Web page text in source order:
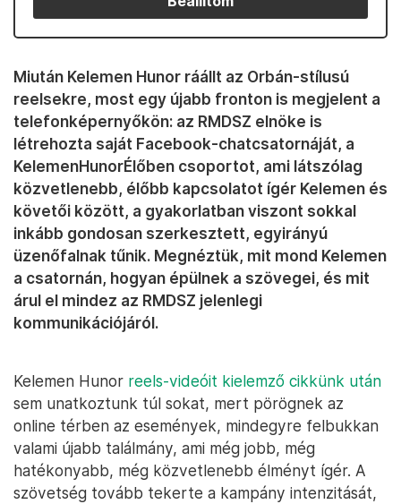
Miután Kelemen Hunor ráállt az Orbán-stílusú
reelsekre, most egy újabb fronton is megjelent a
telefonképernyőkön: az RMDSZ elnöke is
létrehozta saját Facebook-chatcsatornáját, a
KelemenHunorÉlőben csoportot, ami látszólag
közvetlenebb, élőbb kapcsolatot ígér Kelemen és
követői között, a gyakorlatban viszont sokkal
inkább gondosan szerkesztett, egyirányú
üzenőfalnak tűnik. Megnéztük, mit mond Kelemen
a csatornán, hogyan épülnek a szövegei, és mit
árul el mindez az RMDSZ jelenlegi
kommunikációjáról.
Kelemen Hunor reels-videóit kielemző cikkünk után
sem unatkoztunk túl sokat, mert pörögnek az
online térben az események, mindegyre felbukkan
valami újabb találmány, ami még jobb, még
hatékonyabb, még közvetlenebb élményt ígér. A
szövetség tovább tekerte a kampány intenzitását,